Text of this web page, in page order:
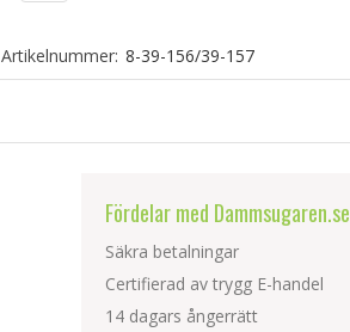
Artikelnummer: 8-39-156/39-157
Fördelar med Dammsugaren.se
Säkra betalningar
Certifierad av trygg E-handel
14 dagars ångerrätt